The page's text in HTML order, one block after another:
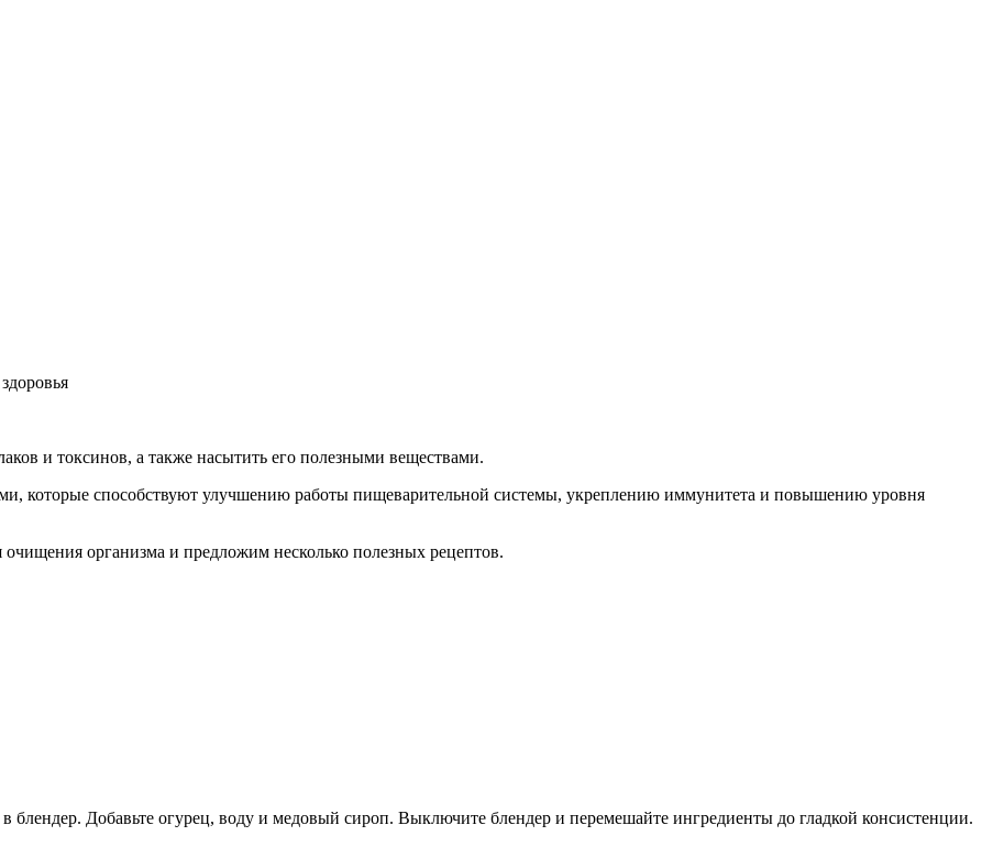
и токсинов, а также насытить его полезными веществами.
которые способствуют улучшению работы пищеварительной системы, укреплению иммунитета и повышению уровня
организма и предложим несколько полезных рецептов.
блендер. Добавьте огурец, воду и медовый сироп. Выключите блендер и перемешайте ингредиенты до гладкой консистенции.